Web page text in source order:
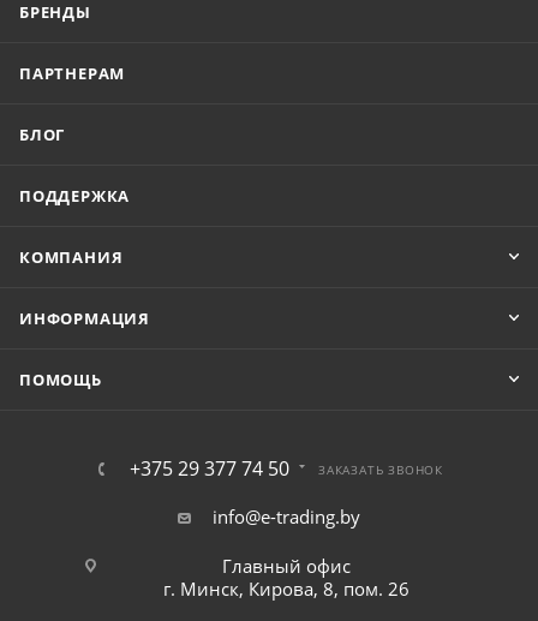
БРЕНДЫ
ПАРТНЕРАМ
БЛОГ
ПОДДЕРЖКА
КОМПАНИЯ
ИНФОРМАЦИЯ
ПОМОЩЬ
+375 29 377 74 50 ЗАКАЗАТЬ ЗВОНОК
info@e-trading.by
Главный офис
г. Минск, Кирова, 8, пом. 26